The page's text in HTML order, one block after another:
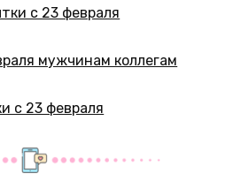
с 23 февраля
мужчинам коллегам
с 23 февраля